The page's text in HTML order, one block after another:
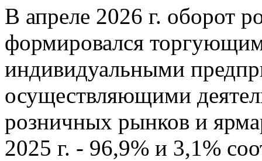
В апреле 2026 г. оборот
формировался
индивидуальными
осуществляющими
розничных рынков и
2025 г. - 96,9% и 3,1%